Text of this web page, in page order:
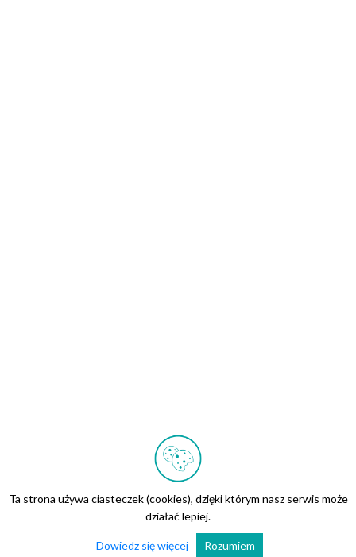
Ta strona używa ciasteczek (cookies), dzięki którym nasz serwis może
działać lepiej.
Dowiedz się więcej Rozumiem